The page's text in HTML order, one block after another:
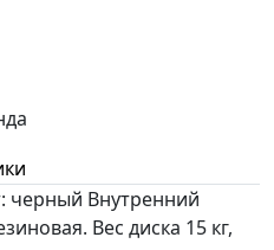
черный Внутренний
Вес диска 15 кг,